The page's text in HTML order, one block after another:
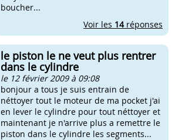
boucher...
Voir les 14réponses
le piston le ne veut plus rentrer
dans le cylindre
le 12 février 2009 à 09:08
bonjour a tous je suis entrain de
néttoyer tout le moteur de ma pocket j'ai
en lever le cylindre pour tout néttoyer et
maintenant je n'arrive plus a remettre le
piston dans le cylindre les segments...